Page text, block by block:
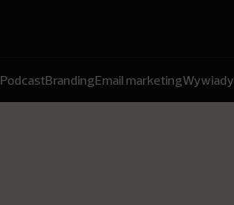
PodcastBrandingEmail marketingWywiady